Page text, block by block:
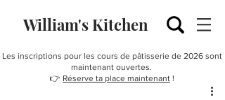
William's Kitchen
Les inscriptions pour les cours de pâtisserie de 2026 sont
maintenant ouvertes.
👉 Réserve ta place maintenant !